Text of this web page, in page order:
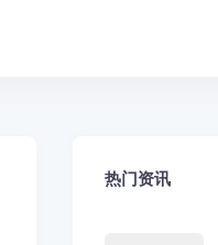
热门资讯